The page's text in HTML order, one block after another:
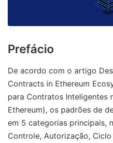
Prefácio
De acordo com o artigo
Contracts in Ethereum
para Contratos Inteligentes
Ethereum), os padrões de
em 5 categorias principais,
Controle, Autorização,